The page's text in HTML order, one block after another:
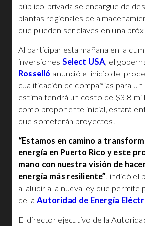
público-privada se encargue de
plantas regionales de
que pueden ser claves en una
Al participar esta mañana en la
inversiones Select USA, el
Rosselló anunció el inicio del
cualificación de compañías para
estima tendrá un costo de $3.8
como proponente inicial, estará
que someterán proyectos.
“Estamos en camino a
energía en Puerto Rico y este
mano con nuestra visión de
energía más resiliente”, indicó el
al aludir a la nueva ley que permite
de laAutoridad de Energía
El director ejecutivo de la